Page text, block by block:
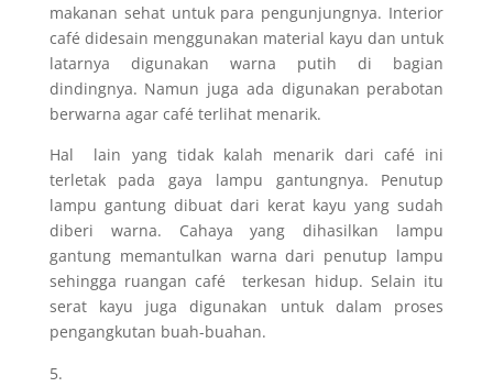
makanan sehat untuk para pengunjungnya. Interior
café didesain menggunakan material kayu dan untuk
latarnya digunakan warna putih di bagian
dindingnya. Namun juga ada digunakan perabotan
berwarna agar café terlihat menarik.
Hal lain yang tidak kalah menarik dari café ini
terletak pada gaya lampu gantungnya. Penutup
lampu gantung dibuat dari kerat kayu yang sudah
diberi warna. Cahaya yang dihasilkan lampu
gantung memantulkan warna dari penutup lampu
sehingga ruangan café terkesan hidup. Selain itu
serat kayu juga digunakan untuk dalam proses
pengangkutan buah-buahan.